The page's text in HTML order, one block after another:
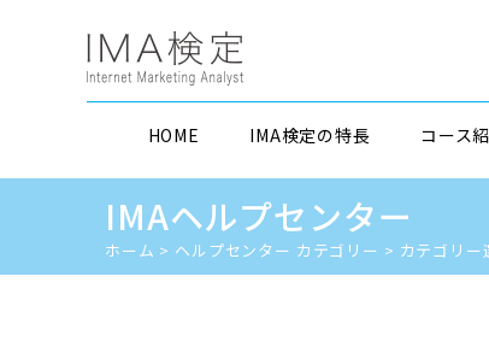
HOME IMA検定の特長 コース
IMAヘルプセンター
ホーム > ヘルプセンター カテゴリー > カテゴリー